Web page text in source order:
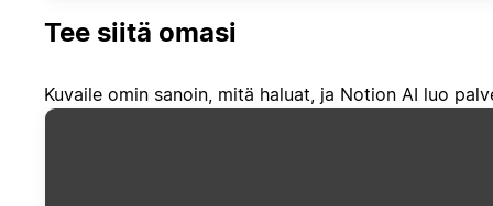
Tee siitä omasi
Kuvaile omin sanoin, mitä haluat, ja Notion AI luo